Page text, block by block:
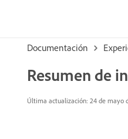
Documentación
Resumen de
Última actualización: 24 de mayo